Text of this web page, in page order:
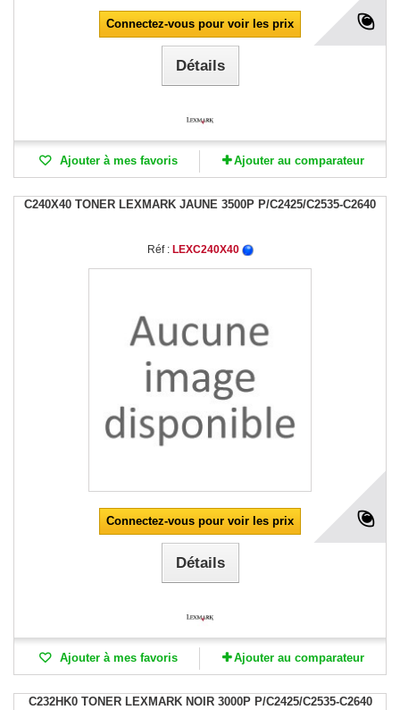
Connectez-vous pour voir les prix
Détails
Ajouter à mes favoris Ajouter au comparateur
C240X40 TONER LEXMARK JAUNE 3500P P/C2425/C2535-C2640
Réf : LEXC240X40
Connectez-vous pour voir les prix
Détails
Ajouter à mes favoris Ajouter au comparateur
C232HK0 TONER LEXMARK NOIR 3000P P/C2425/C2535-C2640